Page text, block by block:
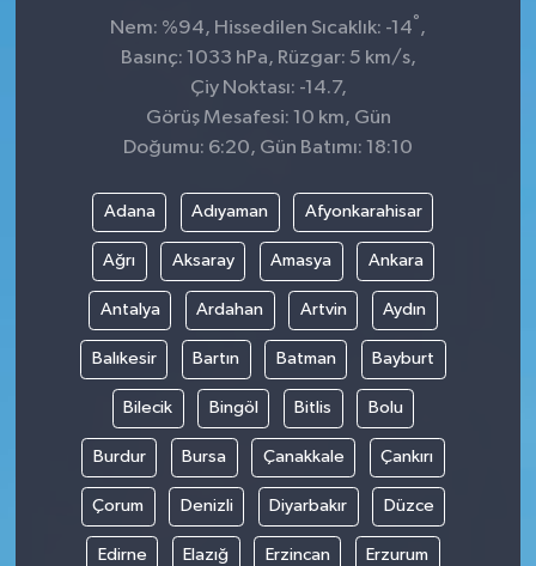
Nem: %94, Hissedilen Sıcaklık: -14° ,
Basınç: 1033 hPa, Rüzgar: 5 km/s,
Çiy Noktası: -14.7,
Görüş Mesafesi: 10 km, Gün
Doğumu: 6:20, Gün Batımı: 18:10
Adana Adıyaman Afyonkarahisar
Ağrı Aksaray Amasya Ankara
Antalya Ardahan Artvin Aydın
Balıkesir Bartın Batman Bayburt
Bilecik Bingöl Bitlis Bolu
Burdur Bursa Çanakkale Çankırı
Çorum Denizli Diyarbakır Düzce
Edirne Elazığ Erzincan Erzurum